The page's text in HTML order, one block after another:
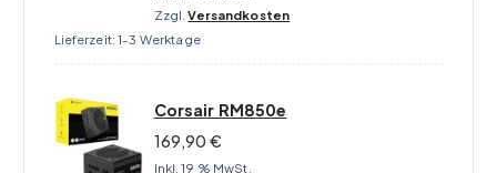
Zzgl.Versandkosten
Lieferzeit:1-3 Werktage
Corsair RM850e
169,90 €
Inkl. 19 % MwSt.